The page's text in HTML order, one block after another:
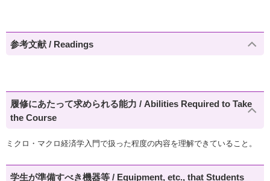
参考文献 / Readings
履修にあたって求められる能力 / Abilities Required to Take
the Course
ミクロ・マクロ経済学入門で扱った程度の内容を理解できていること。
学生が準備すべき機器等 / Equipment, etc., that Students